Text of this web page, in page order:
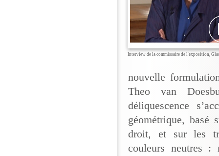
Interview de la commissaire de l'exposition,
nouvelle
Theo van
déliquescence
géométrique, basé
droit, et sur les
couleurs neutres :